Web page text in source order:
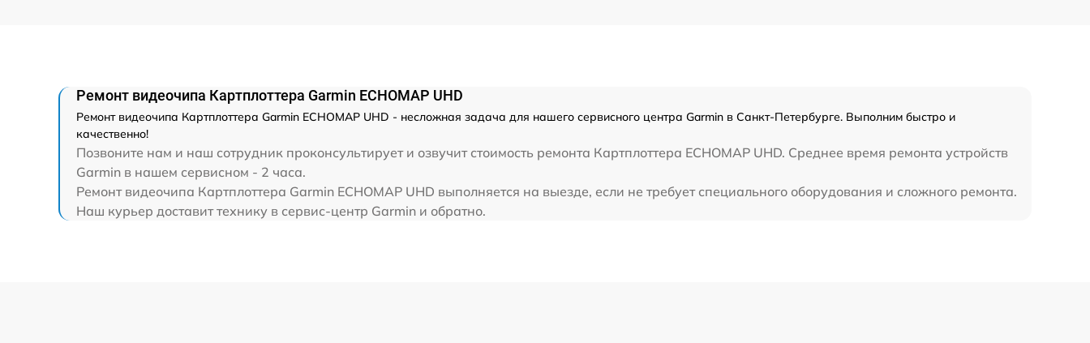
Ремонт видеочипа Картплоттера Garmin ECHOMAP UHD
Ремонт видеочипа Картплоттера Garmin ECHOMAP UHD - несложная задача для нашего сервисного центра Garmin в Санкт-Петербурге. Выполним быстро и
качественно!
Позвоните нам и наш сотрудник проконсультирует и озвучит стоимость ремонта Картплоттера ECHOMAP UHD. Среднее время ремонта устройств
Garmin в нашем сервисном - 2 часа.
Ремонт видеочипа Картплоттера Garmin ECHOMAP UHD выполняется на выезде, если не требует специального оборудования и сложного ремонта.
Наш курьер доставит технику в сервис-центр Garmin и обратно.